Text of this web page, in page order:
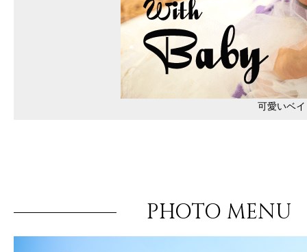
可愛いベ
PHOTO MENU